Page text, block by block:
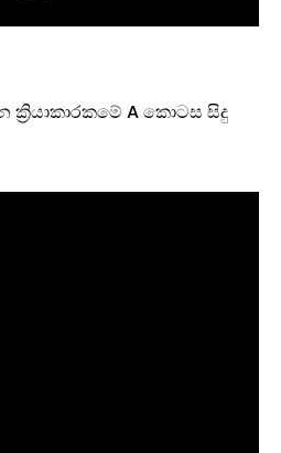
ක්‍රියාකාරකමේ A කොටස සිදු